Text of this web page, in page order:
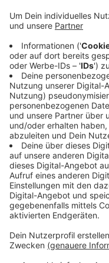
Das kommt vor allem
Gewerbesteuer
nächsten Jahr weiter
rechnet die Stadt für
Minus. Allerdings
Steuereinnahmen
Stadt aus, denn
auch weniger Geld
Anzeige